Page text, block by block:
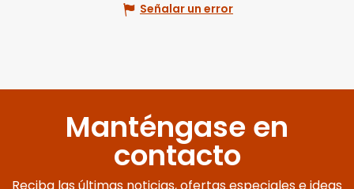
Señalar un error
Manténgase en
contacto
Reciba las últimas noticias, ofertas especiales e ideas